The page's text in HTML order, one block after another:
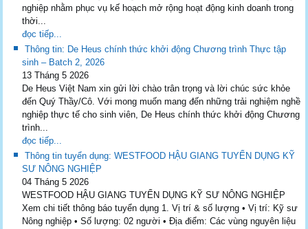
nghiệp nhằm phục vụ kế hoạch mở rộng hoạt động kinh doanh trong
thời...
đọc tiếp...
Thông tin: De Heus chính thức khởi động Chương trình Thực tập
sinh – Batch 2, 2026
13 Tháng 5 2026
De Heus Việt Nam xin gửi lời chào trân trọng và lời chúc sức khỏe
đến Quý Thầy/Cô. Với mong muốn mang đến những trải nghiệm nghề
nghiệp thực tế cho sinh viên, De Heus chính thức khởi động Chương
trình...
đọc tiếp...
Thông tin tuyển dụng: WESTFOOD HẬU GIANG TUYỂN DỤNG KỸ
SƯ NÔNG NGHIỆP
04 Tháng 5 2026
WESTFOOD HẬU GIANG TUYỂN DỤNG KỸ SƯ NÔNG NGHIỆP
Xem chi tiết thông báo tuyển dụng 1. Vị trí & số lượng • Vị trí: Kỹ sư
Nông nghiệp • Số lượng: 02 người • Địa điểm: Các vùng nguyên liệu